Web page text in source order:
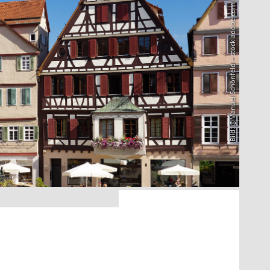
Bild: @Manuel Schönfeld – stock.adobe.com